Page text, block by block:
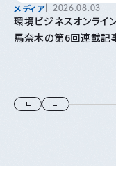
メディア 2026.08.03
環境ビジネスオンライ
馬奈木の第6回連載記